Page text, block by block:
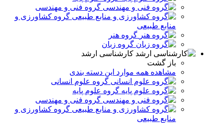
گروه فنی و مهندسی
گروه کشاورزی و
منابع طبیعی
گروه هنر
گروه زبان
کارشناسی ارشد
باز گشت
مشاهده همه موارد این دسته بندی
گروه علوم انسانی
گروه علوم پایه
گروه فنی و مهندسی
گروه کشاورزی و
منابع طبیعی